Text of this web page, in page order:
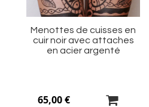
Menottes de cuisses en
cuir noir avec attaches
en acier argenté
65,00 €